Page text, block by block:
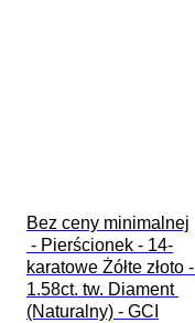
Bez ceny minimalnej
karatowe Żółte złoto -
1.58ct. tw. Diament
(Naturalny) - GCI